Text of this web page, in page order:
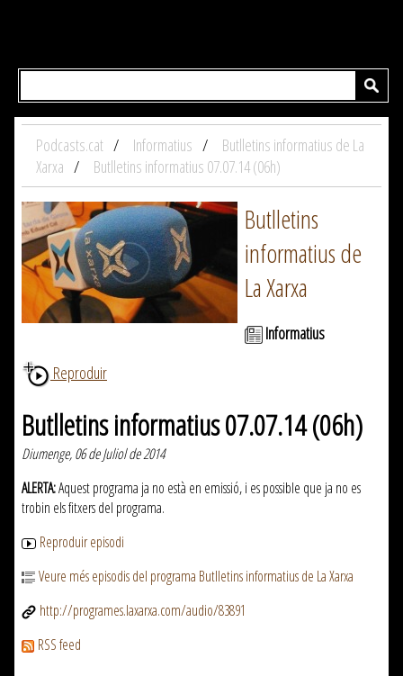
Podcasts.cat Informatius
Butlletins informatius de La
Xarxa
Butlletins informatius 07.07.14 (06h)
Butlletins
informatius de
La Xarxa
Informatius
Reproduir
Butlletins informatius 07.07.14 (06h)
Diumenge, 06 de Juliol de 2014
ALERTA:Aquest programa ja no està en emissió, i es possible que ja no es
trobin els fitxers del programa.
Reproduir episodi
Veure més episodis del programa Butlletins informatius de La Xarxa
http://programes.laxarxa.com/audio/83891
RSS feed